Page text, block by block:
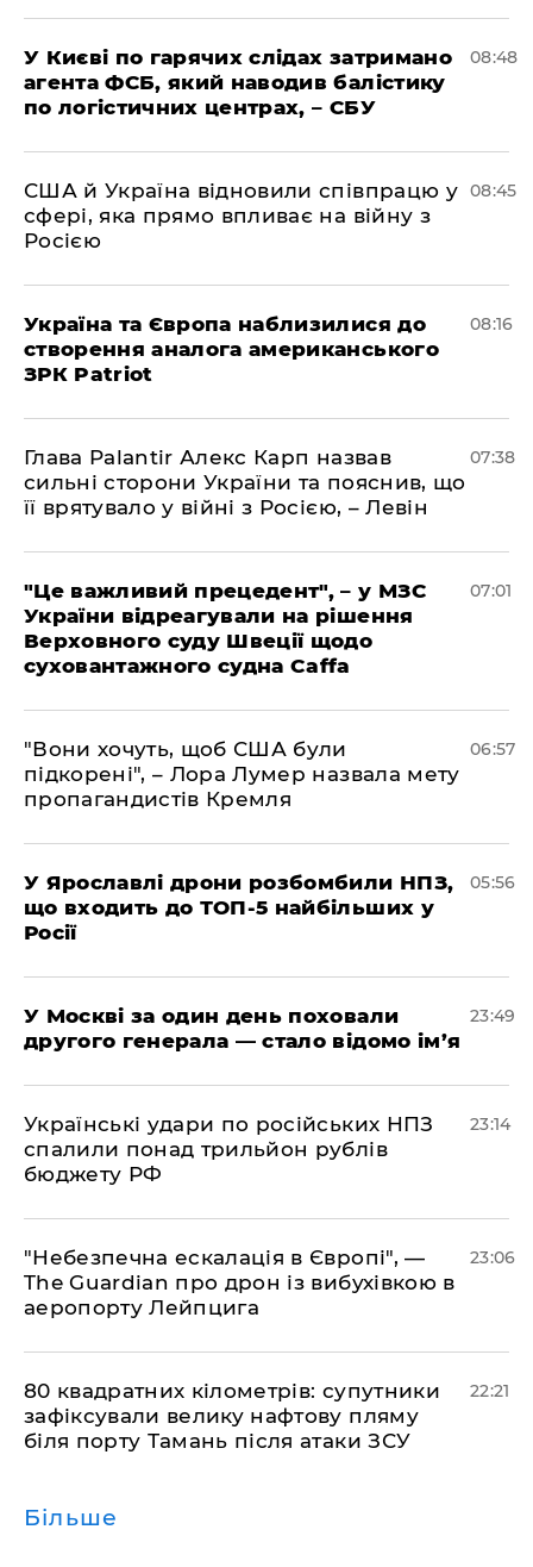
У Києві по гарячих слідах затримано
агента ФСБ, який наводив балістику
по логістичних центрах, – СБУ
08:48
США й Україна відновили співпрацю у
сфері, яка прямо впливає на війну з
Росією
08:45
Україна та Європа наблизилися до
створення аналога американського
ЗРК Patriot
08:16
Глава Palantir Алекс Карп назвав
сильні сторони України та пояснив, що
її врятувало у війні з Росією, – Левін
07:38
"Це важливий прецедент", – у МЗС
України відреагували на рішення
Верховного суду Швеції щодо
суховантажного судна Caffa
07:01
"Вони хочуть, щоб США були
підкорені", – Лора Лумер назвала мету
пропагандистів Кремля
06:57
У Ярославлі дрони розбомбили НПЗ,
що входить до ТОП-5 найбільших у
Росії
05:56
​У Москві за один день поховали
другого генерала — стало відомо ім’я
23:49
​Українські удари по російських НПЗ
спалили понад трильйон рублів
бюджету РФ
23:14
​"Небезпечна ескалація в Європі", —
The Guardian про дрон із вибухівкою в
аеропорту Лейпцига
23:06
​80 квадратних кілометрів: супутники
зафіксували велику нафтову пляму
біля порту Тамань після атаки ЗСУ
22:21
Більше